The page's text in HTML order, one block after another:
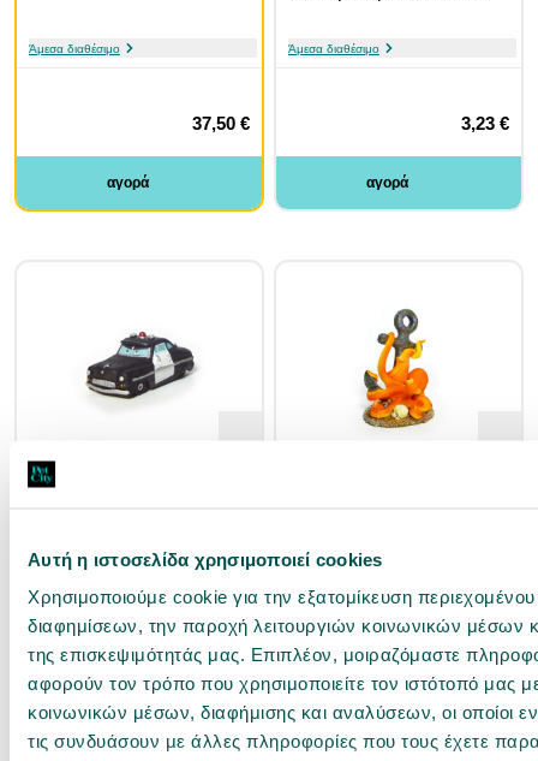
Αυτή η ιστοσελίδα χρησιμοποιεί cookies
Χρησιμοποιούμε cookie για την εξατομίκευση περιεχομένου
διαφημίσεων, την παροχή λειτουργιών κοινωνικών μέσων
της επισκεψιμότητάς μας. Επιπλέον, μοιραζόμαστε
αφορούν τον τρόπο που χρησιμοποιείτε τον ιστότοπό μας
κοινωνικών μέσων, διαφήμισης και αναλύσεων, οι οποίοι
τις συνδυάσουν με άλλες πληροφορίες που τους έχετε
Άμεσα διαθέσιμο
37,50 €
αγορά
Άμεσα διαθέσιμο
3,23 €
αγορά
22404758
Pet Διακοσμητικό Ενυδρείου
Άμεσα διαθέσιμο
3,53 €
αγορά
Άμεσα διαθέσιμο
12,10 €
αγορά